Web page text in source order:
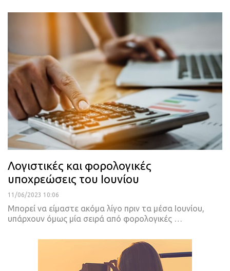
Λογιστικές και φορολογικές
υποχρεώσεις του Ιουνίου
11/06/2023 10:06
Μπορεί να είμαστε ακόμα λίγο πριν τα μέσα Ιουνίου,
υπάρχουν όμως μία σειρά από φορολογικές